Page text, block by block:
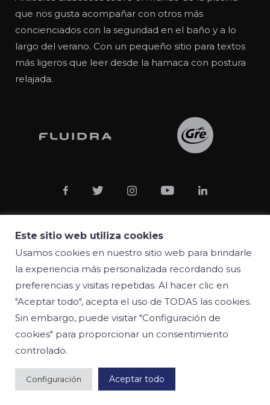
que nos gusta acompañar con otros más
concienciados con la seguridad en el baño y a lo
largo del verano. Con un pequeño sitio para textos
más ligeros que leer desde la hamaca con postura
relajada.
    
© 2018 Manufacturas Gre S.A.
Condiciones
Política de privacidad
Política de cookies
Este sitio web utiliza cookies
Usamos cookies en nuestro sitio web para brindarle
la experiencia más personalizada recordando sus
preferencias y visitas repetidas. Al hacer clic en
"Aceptar todo", acepta el uso de TODAS las cookies.
Sin embargo, puede visitar "Configuración de
cookies" para proporcionar un consentimiento
controlado.
Configuración Aceptar todo